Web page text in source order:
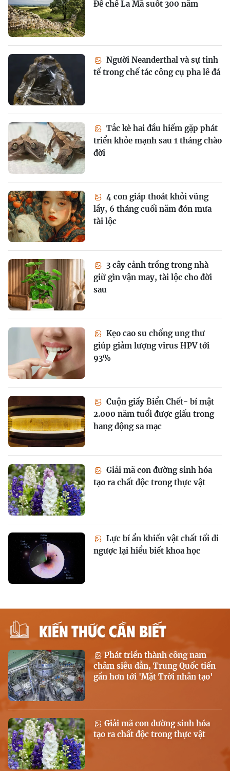
Đế chế La Mã suốt 300 năm
Người Neanderthal và sự tinh
tế trong chế tác công cụ pha lê đá
Tắc kè hai đầu hiếm gặp phát
triển khỏe mạnh sau 1 tháng chào
đời
4 con giáp thoát khỏi vũng
lầy, 6 tháng cuối năm đón mưa
tài lộc
3 cây cảnh trồng trong nhà
giữ gìn vận may, tài lộc cho đời
sau
Kẹo cao su chống ung thư
giúp giảm lượng virus HPV tới
93%
Cuộn giấy Biển Chết- bí mật
2.000 năm tuổi được giấu trong
hang động sa mạc
Giải mã con đường sinh hóa
tạo ra chất độc trong thực vật
Lực bí ẩn khiến vật chất tối đi
ngược lại hiểu biết khoa học
KIẾN THỨC CẦN BIẾT
Phát triển thành công nam
châm siêu dẫn, Trung Quốc tiến
gần hơn tới 'Mặt Trời nhân tạo'
Giải mã con đường sinh hóa
tạo ra chất độc trong thực vật